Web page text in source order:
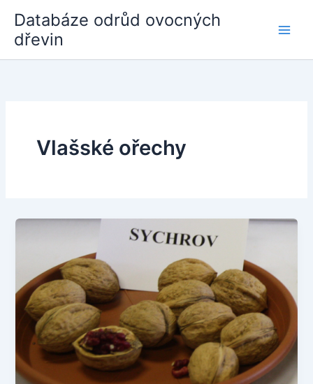
obsah
Databáze odrůd ovocných
dřevin
Vlašské ořechy